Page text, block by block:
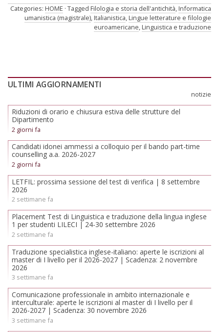
Categories: HOME Tagged Filologia e storia dell'antichità,Informatica
umanistica (magistrale),Italianistica,Lingue letterature e filologie
euroamericane,Linguistica e traduzione
ULTIMI AGGIORNAMENTI
notizie
Riduzioni di orario e chiusura estiva delle strutture del
Dipartimento
2 giorni fa
Candidati idonei ammessi a colloquio per il bando part-time
counselling a.a. 2026-2027
2 giorni fa
LETFIL: prossima sessione del test di verifica | 8 settembre
2026
2 settimane fa
Placement Test di Linguistica e traduzione della lingua inglese
1 per studenti LILECI | 24-30 settembre 2026
2 settimane fa
Traduzione specialistica inglese-italiano: aperte le iscrizioni al
master di I livello per il 2026-2027 | Scadenza: 2 novembre
2026
3 settimane fa
Comunicazione professionale in ambito internazionale e
interculturale: aperte le iscrizioni al master di I livello per il
2026-2027 | Scadenza: 30 novembre 2026
3 settimane fa